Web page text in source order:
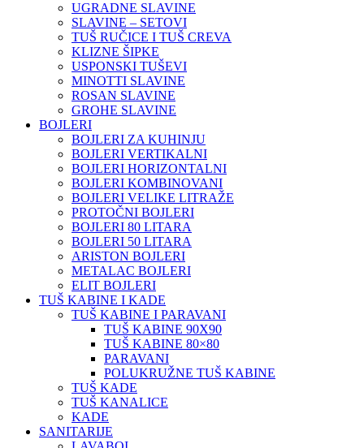
UGRADNE SLAVINE
SLAVINE – SETOVI
TUŠ RUČICE I TUŠ CREVA
KLIZNE ŠIPKE
USPONSKI TUŠEVI
MINOTTI SLAVINE
ROSAN SLAVINE
GROHE SLAVINE
BOJLERI
BOJLERI ZA KUHINJU
BOJLERI VERTIKALNI
BOJLERI HORIZONTALNI
BOJLERI KOMBINOVANI
BOJLERI VELIKE LITRAŽE
PROTOČNI BOJLERI
BOJLERI 80 LITARA
BOJLERI 50 LITARA
ARISTON BOJLERI
METALAC BOJLERI
ELIT BOJLERI
TUŠ KABINE I KADE
TUŠ KABINE I PARAVANI
TUŠ KABINE 90X90
TUŠ KABINE 80×80
PARAVANI
POLUKRUŽNE TUŠ KABINE
TUŠ KADE
TUŠ KANALICE
KADE
SANITARIJE